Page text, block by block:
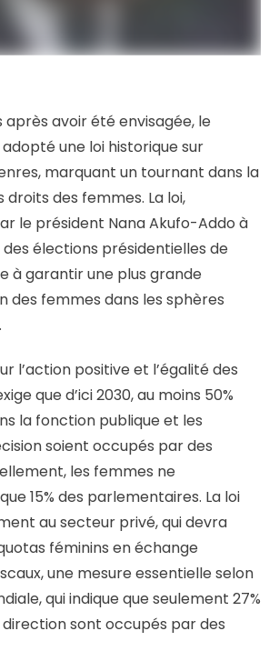
après avoir été envisagée, le
une loi historique sur
marquant un tournant dans la
des femmes. La loi,
le président Nana Akufo-Addo à
des élections présidentielles de
à garantir une plus grande
des femmes dans les sphères
l’action positive et l’égalité des
que d’ici 2030, au moins 50%
la fonction publique et les
soient occupés par des
les femmes ne
15% des parlementaires. La loi
au secteur privé, qui devra
féminins en échange
une mesure essentielle selon
qui indique que seulement 27%
sont occupés par des